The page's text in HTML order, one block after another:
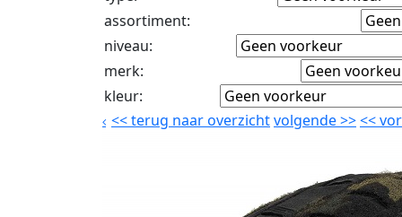
assortiment:
niveau:
merk:
kleur:
<<terug naar overzichtvolgende>><<